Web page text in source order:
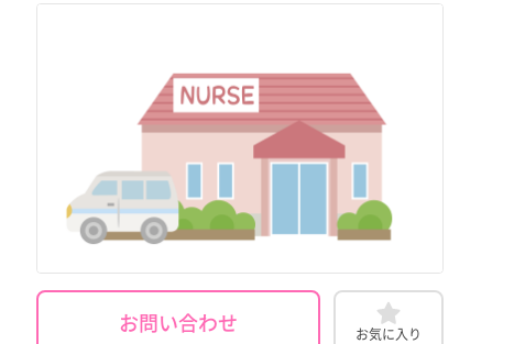
お問い合わせ お気に入り